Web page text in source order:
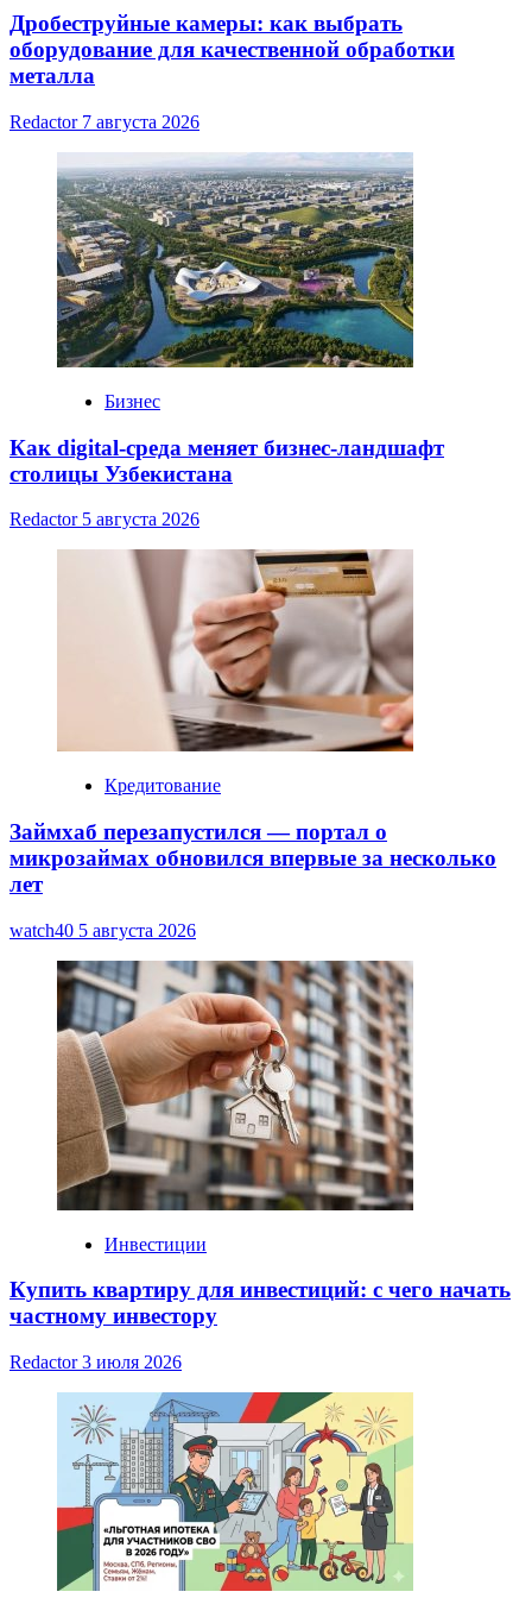
Дробеструйные камеры: как выбрать
оборудование для качественной обработки
металла
Redactor 7 августа 2026
Бизнес
Как digital-среда меняет бизнес-ландшафт
столицы Узбекистана
Redactor 5 августа 2026
Кредитование
Займхаб перезапустился — портал о
микрозаймах обновился впервые за несколько
лет
watch40 5 августа 2026
Инвестиции
Купить квартиру для инвестиций: с чего начать
частному инвестору
Redactor3 июля 2026